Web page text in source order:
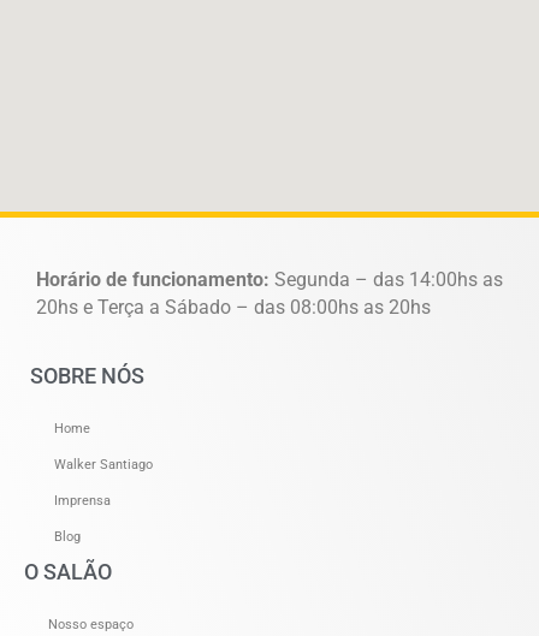
Horário de funcionamento: Segunda – das 14:00hs as
20hs e Terça a Sábado – das 08:00hs as 20hs
SOBRE NÓS
Home
Walker Santiago
Imprensa
Blog
O SALÃO
Nosso espaço